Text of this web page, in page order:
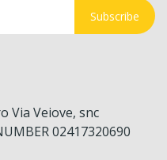
Subscribe
Via Veiove, snc
02417320690